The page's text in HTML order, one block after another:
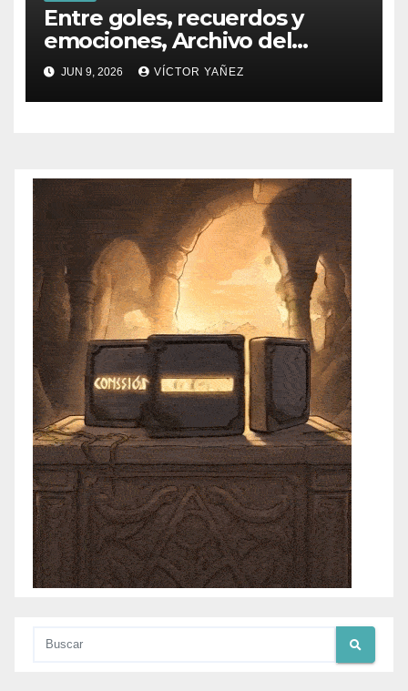
Entre goles, recuerdos y
emociones, Archivo del
PJEdomex inauguró
exposición
JUN 9, 2026 VÍCTOR YAÑEZ